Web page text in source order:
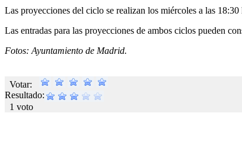
Las proyecciones del ciclo se realizan los miércoles a las
Las entradas para las proyecciones de ambos ciclos pueden
Fotos: Ayuntamiento de Madrid.
Votar:
Resultado:
1 voto